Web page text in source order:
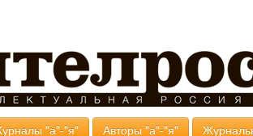
"а"-"я" Авторы "а"-"я"